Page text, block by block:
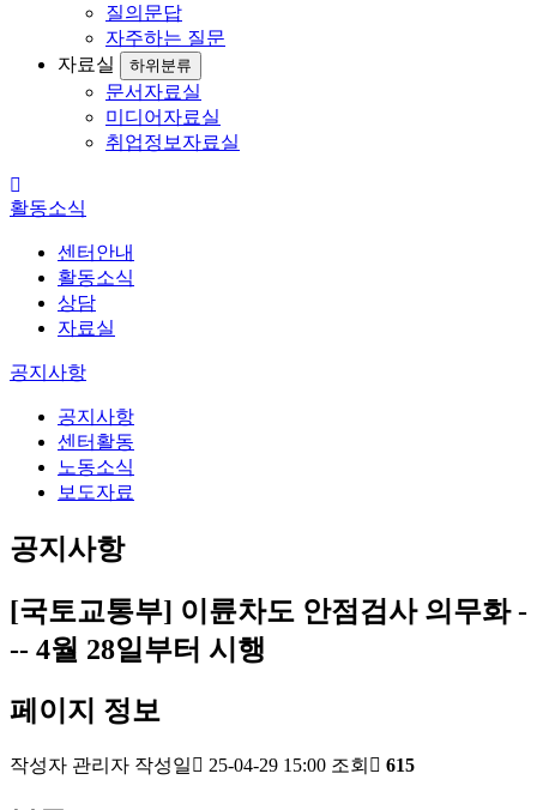
질의문답
자주하는 질문
자료실
하위분류
문서자료실
미디어자료실
취업정보자료실
활동소식
센터안내
활동소식
상담
자료실
공지사항
공지사항
센터활동
노동소식
보도자료
공지사항
[국토교통부] 이륜차도 안점검사 의무화 -
-- 4월 28일부터 시행
페이지 정보
작성자 관리자 작성일 25-04-29 15:00 조회 615